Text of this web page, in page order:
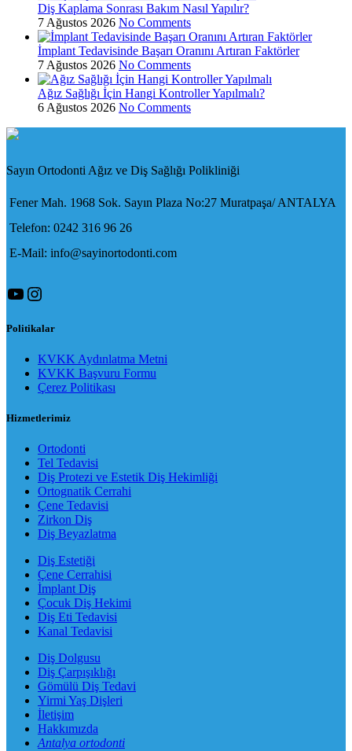
Diş Kaplama Sonrası Bakım Nasıl Yapılır?
7 Ağustos 2026 No Comments
İmplant Tedavisinde Başarı Oranını Artıran Faktörler
7 Ağustos 2026 No Comments
Ağız Sağlığı İçin Hangi Kontroller Yapılmalı?
6 Ağustos 2026 No Comments
Sayın Ortodonti Ağız ve Diş Sağlığı Polikliniği
Fener Mah. 1968 Sok. Sayın Plaza No:27 Muratpaşa/ ANTALYA
Telefon: 0242 316 96 26
E-Mail: info@sayinortodonti.com
YouTube
Instagram
Politikalar
KVKK Aydınlatma Metni
KVKK Başvuru Formu
Çerez Politikası
Hizmetlerimiz
Ortodonti
Tel Tedavisi
Diş Protezi ve Estetik Diş Hekimliği
Ortognatik Cerrahi
Çene Tedavisi
Zirkon Diş
Diş Beyazlatma
Diş Estetiği
Çene Cerrahisi
İmplant Diş
Çocuk Diş Hekimi
Diş Eti Tedavisi
Kanal Tedavisi
Diş Dolgusu
Diş Çarpışıklığı
Gömülü Diş Tedavi
Yirmi Yaş Dişleri
İletişim
Hakkımızda
Antalya ortodonti